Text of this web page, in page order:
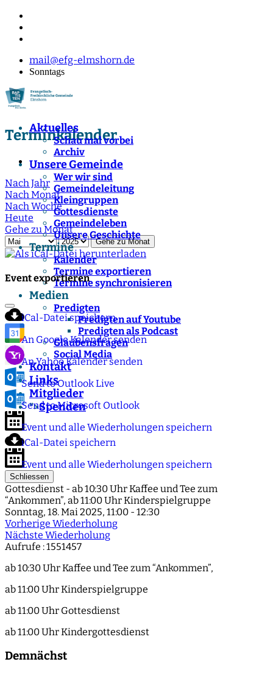
mail@efg-elmshorn.de
Sonntags
Aktuelles
Schau mal vorbei
Archiv
Unsere Gemeinde
Wer wir sind
Gemeindeleitung
Kleingruppen
Gottesdienste
Gemeindeleben
Unsere Geschichte
Termine
Kalender
Termine exportieren
Termine synchronisieren
Medien
Predigten
Predigten auf Youtube
Predigten als Podcast
Glaubensfragen
Social Media
Kontakt
Links
Mitglieder
">Spenden
Terminkalender
Nach Jahr
Nach Monat
Nach Woche
Heute
Gehe zu Monat
Gehe zu Monat
Event exportieren
iCal-Datei speichern
An Google Kalender senden
An Yahoo Kalender senden
Send to Outlook Live
Send to Microsoft Outlook
Event und alle Wiederholungen speichern
iCal-Datei speichern
Event und alle Wiederholungen speichern
Schliessen
Gottesdienst - ab 10:30 Uhr Kaffee und Tee zum
“Ankommen”, ab 11:00 Uhr Kinderspielgruppe
Sonntag, 18. Mai 2025, 11:00 - 12:30
Vorherige Wiederholung
Nächste Wiederholung
Aufrufe : 1551457
ab 10:30 Uhr Kaffee und Tee zum “Ankommen”,
ab 11:00 Uhr Kinderspielgruppe
ab 11:00 Uhr Gottesdienst
ab 11:00 Uhr Kindergottesdienst
Demnächst